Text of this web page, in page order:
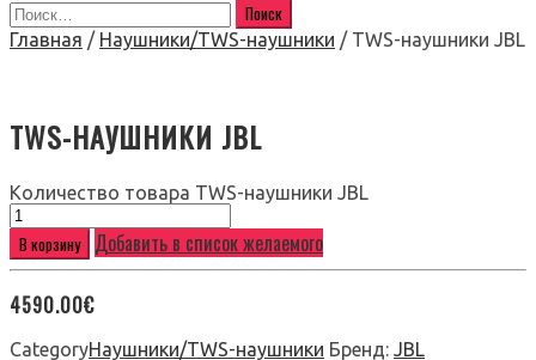
Главная / Наушники/TWS-наушники / TWS-наушники JBL
TWS-НАУШНИКИ JBL
Количество товара TWS-наушники JBL
В корзину Добавить в список желаемого
4590.00€
CategoryНаушники/TWS-наушники Бренд: JBL